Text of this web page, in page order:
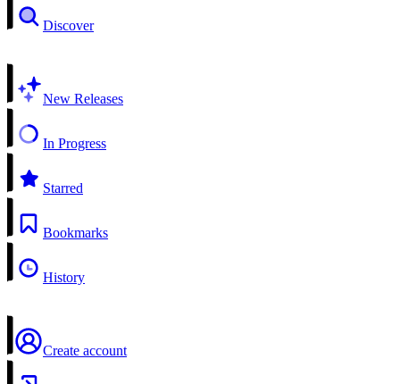
Discover
New Releases
In Progress
Starred
Bookmarks
History
Create account